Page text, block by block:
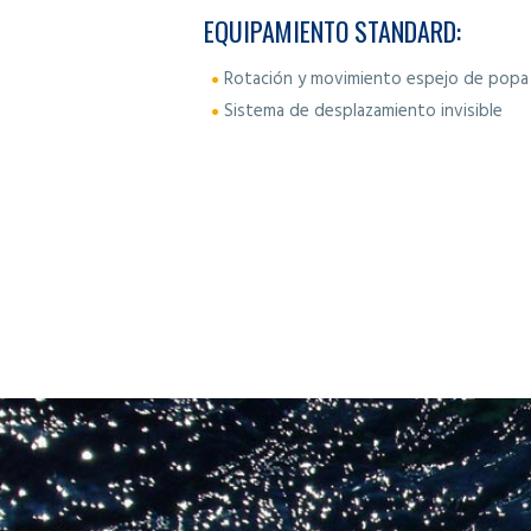
EQUIPAMIENTO STANDARD:
Rotación y movimiento espejo de popa
Sistema de desplazamiento invisible